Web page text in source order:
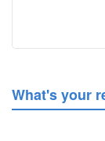
What's your